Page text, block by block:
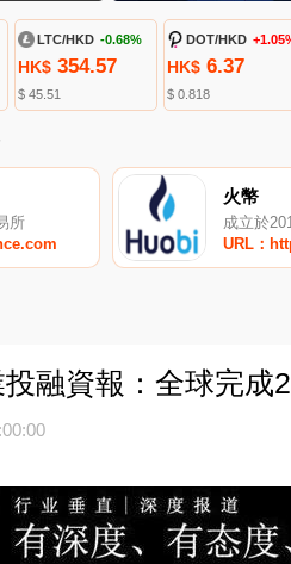
LTC/HKD -0.68%
HK$354.57
$ 45.51
DOT/HKD
HK$6.37
$ 0.818
所
火幣
成立於
URL：
融資報：全球完